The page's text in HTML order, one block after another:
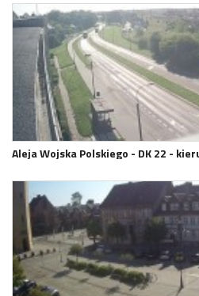
Aleja Wojska Polskiego - DK 22 -